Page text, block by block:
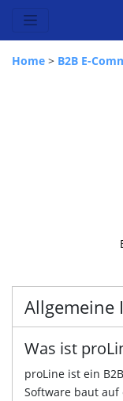
Home > B2B E-
Allgemeine
Was ist
proLine ist ein
Software baut